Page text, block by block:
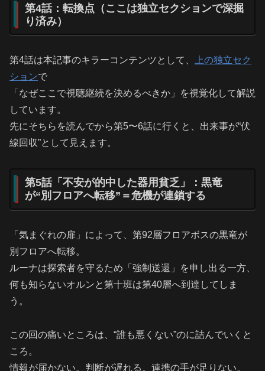
第4話：転換点（ここは独立セクションで深掘
り済み）
第4話は本記事のキラーコンテンツとして、 上の独立セク
ションで
「なぜここで視聴継続を決めるべきか」を視覚化して解説
しています。
先にそちらを読んでから第5〜6話に行くと、出来事が“伏
線回収”として見えます。
第5話「不安が的中した器用貧乏」：黒竜
が“別フロアへ転移”＝危機が連鎖する
「気まぐれの扉」によって、第92層フロアボスの黒竜が
別フロアへ転移。
ルーナは探索者を守るため「強制送還」を申し出る一方、
何も知らないオルンと第十班は第40層へ到達してしま
う。
この回の痛いところは、“誰も悪くない”のに詰んでいくと
ころ。
情報が届かない。判断が遅れる。連携の手が足りない。